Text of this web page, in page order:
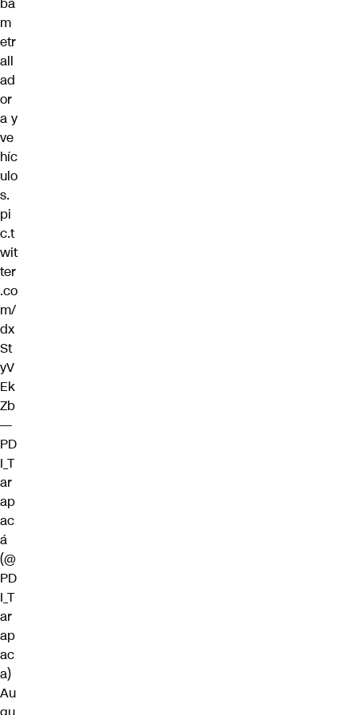
m
etr
all
ad
or
a y
ve
híc
ulo
s.
pi
c.t
wit
ter
.co
m/
dx
St
yV
Ek
Zb
—
PD
I_T
ar
ap
ac
á
(@
PD
I_T
ar
ap
ac
a)
Au